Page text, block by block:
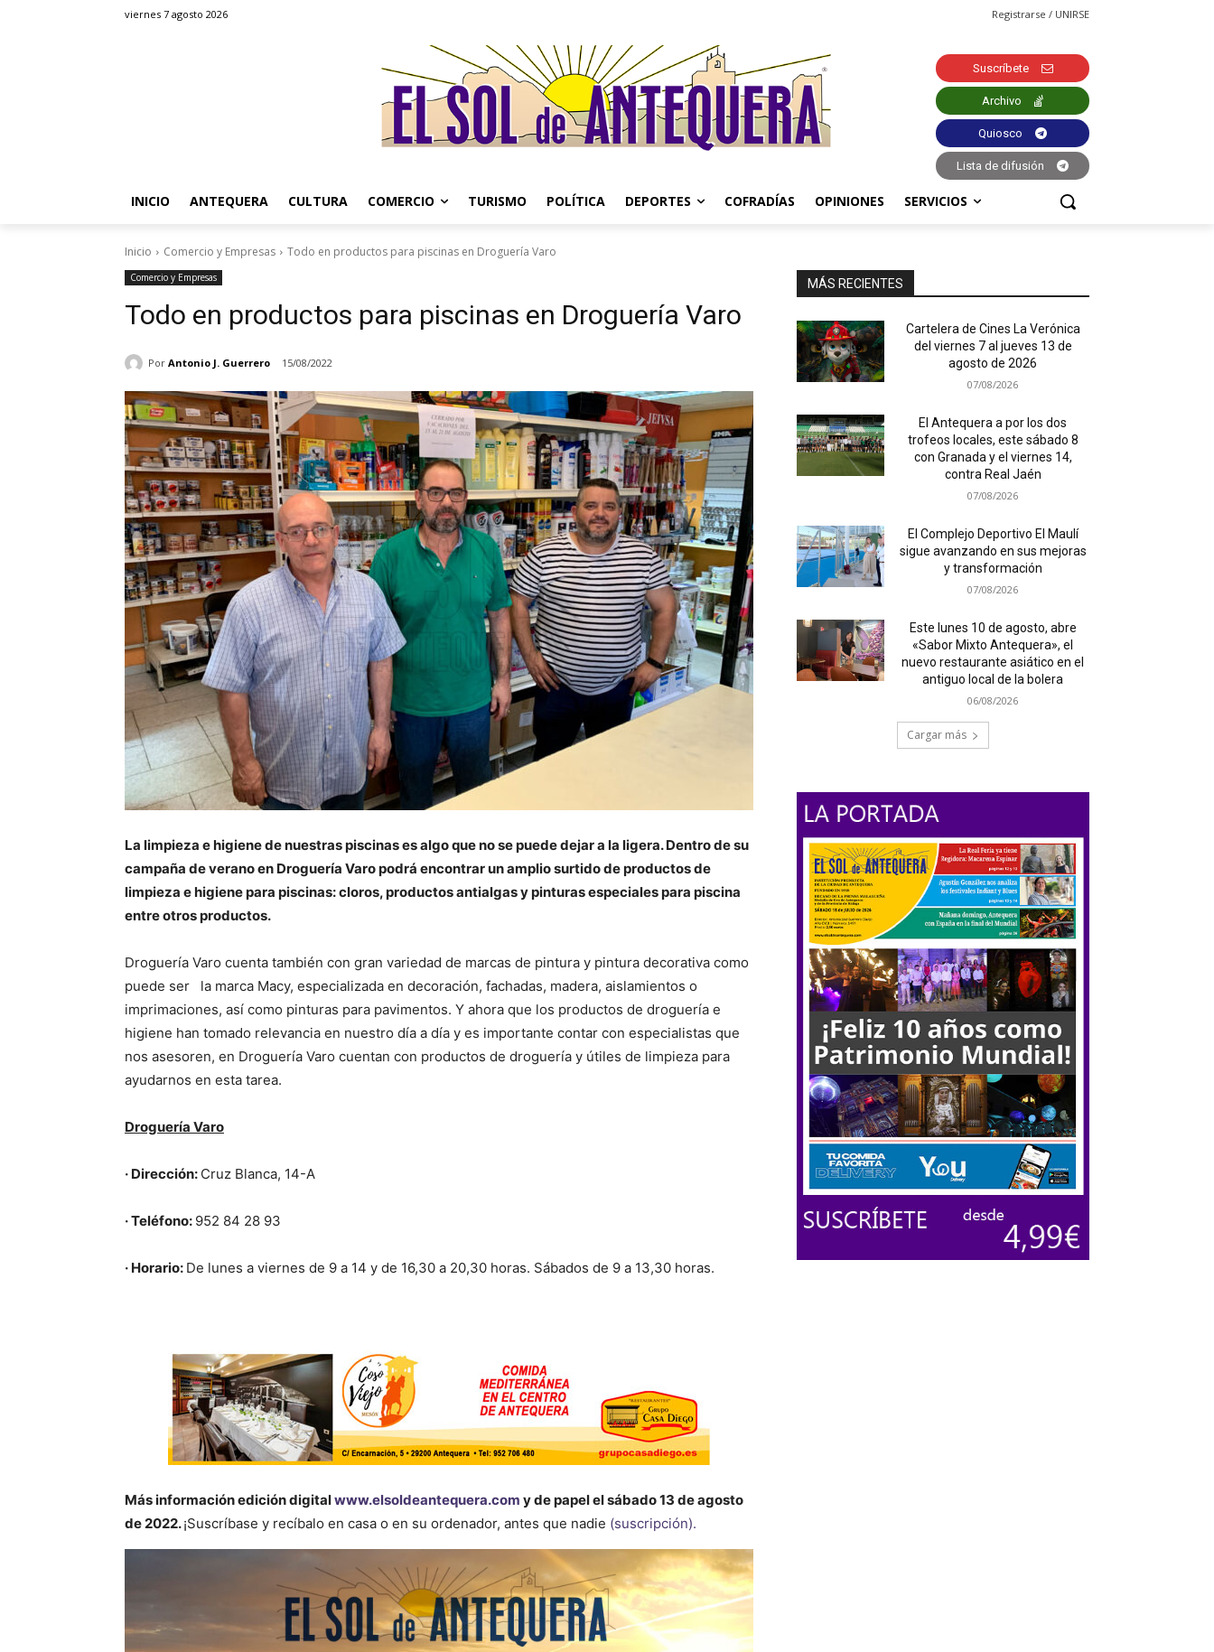
viernes 7 agosto 2026 Registrarse / UNIRSE
Suscríbete
Archivo
Quiosco
Lista de difusión
INICIO ANTEQUERA CULTURA COMERCIO TURISMO POLÍTICA DEPORTES COFRADÍAS OPINIONES SERVICIOS
Inicio Comercio y Empresas Todo en productos para piscinas en Droguería Varo
Comercio y Empresas
Todo en productos para piscinas en Droguería Varo
Por Antonio J. Guerrero 15/08/2022
La limpieza e higiene de nuestras piscinas es algo que no se puede dejar a la ligera. Dentro de su
campaña de verano en Droguería Varo podrá encontrar un amplio surtido de productos de
limpieza e higiene para piscinas: cloros, productos antialgas y pinturas especiales para piscina
entre otros productos.
Droguería Varo cuenta también con gran variedad de marcas de pintura y pintura decorativa como
puede ser
la marca Macy, especializada en decoración, fachadas, madera, aislamientos o
imprimaciones, así como pinturas para pavimentos. Y ahora que los productos de droguería e
higiene han tomado relevancia en nuestro día a día y es importante contar con especialistas que
nos asesoren, en Droguería Varo cuentan con productos de droguería y útiles de limpieza para
ayudarnos en esta tarea.
Droguería Varo
· Dirección: Cruz Blanca, 14-A
· Teléfono: 952 84 28 93
· Horario: De lunes a viernes de 9 a 14 y de 16,30 a 20,30 horas. Sábados de 9 a 13,30 horas.
Más informaciónedición digitalwww.elsoldeantequera.com y de papel el sábado 13 de agosto
de 2022.¡Suscríbase y recíbalo en casa o en su ordenador, antes que nadie (suscripción).
MÁS RECIENTES
Cartelera de Cines La Verónica
del viernes 7 al jueves 13 de
agosto de 2026
07/08/2026
El Antequera a por los dos
trofeos locales, este sábado 8
con Granada y el viernes 14,
contra Real Jaén
07/08/2026
El Complejo Deportivo El Maulí
sigue avanzando en sus mejoras
y transformación
07/08/2026
Este lunes 10 de agosto, abre
«Sabor Mixto Antequera», el
nuevo restaurante asiático en el
antiguo local de la bolera
06/08/2026
Cargar más